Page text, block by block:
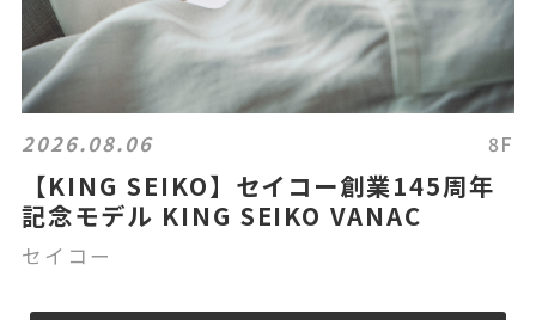
2026.08.06 8F
【KING SEIKO】セイコー創業145周年
記念モデル KING SEIKO VANAC
セイコー